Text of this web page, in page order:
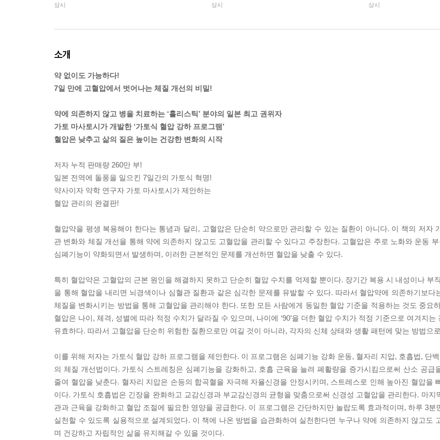
상시 상시 상시
소개
약 없이도 가능하다!
7일 만에 고혈압에서 벗어나는 체질 개선의 비밀!
약에 의존하지 않고 병을 치료하는 ‘홀리스틱’ 분야의 일본 최고 권위자
가토 마사토시가 개발한 ‘가토식 혈압 강하 프로그램’
혈압은 낮추고 삶의 질은 높이는 건강한 변화의 시작
저자 누적 판매량 260만 부!
일본 전역에 돌풍을 일으킨 7일간의 가토식 혁명!
약사이자 약학 연구자 가토 마사토시가 제안하는
혈압 관리의 완결판!
혈압약을 평생 복용해야 한다는 통념과 달리, 고혈압은 단순히 약으로만 관리할 수 있는 질환이 아니다. 이 책의 저자
관 변화와 체질 개선을 통해 약에 의존하지 않고도 고혈압을 관리할 수 있다고 주장한다. 고혈압은 주로 노화와 운동
심폐기능이 약화되면서 발생하며, 이러한 근본적인 문제를 개선하면 혈압을 낮출 수 있다.
특히 혈압약은 고혈압의 근본 원인을 해결하지 못하고 단순히 혈압 수치를 억제할 뿐이다. 장기간 복용 시 내성이나 부
을 통해 혈압을 내리면 뇌경색이나 심혈관 질환과 같은 심각한 문제를 유발할 수 있다. 따라서 혈압약에 의존하기보다
체질을 변화시키는 방법을 통해 고혈압을 관리해야 한다. 또한 모든 사람에게 동일한 혈압 기준을 적용하는 것도 중요
혈압은 나이, 체격, 성별에 따라 적정 수치가 달라질 수 있으며, 나이에 ‘90’을 더한 혈압 수치가 적정 기준으로 여겨지
유효하다. 따라서 고혈압을 단순히 위험한 질환으로만 여길 것이 아니라, 각자의 신체 상태와 생활 패턴에 맞는 방법으
이를 위해 저자는 가토식 혈압 강하 프로그램을 제안한다. 이 프로그램은 심폐기능 강화 운동, 혈자리 지압, 호흡법, 단
의 체질 개선법이다. 가토식 스트레칭은 심폐기능을 강화하고, 호흡 근육을 늘려 폐활량을 증가시킴으로써 산소 공급
줄여 혈압을 낮춘다. 혈자리 지압은 손등의 합곡혈을 자극해 자율신경을 안정시키며, 스트레스로 인해 높아진 혈압을
이다. 가토식 호흡법은 긴장을 완화하고 교감신경과 부교감신경의 균형을 맞춤으로써 신경성 고혈압을 관리한다. 마지
관과 근육을 강화하고 혈압 조절에 필요한 영양을 공급한다. 이 프로그램은 간단하지만 놀랍도록 효과적이며, 하루 3분
실천할 수 있도록 실용적으로 설계되었다. 이 책에 나온 방법을 습관화하여 실천한다면 누구나 약에 의존하지 않고도
며 건강하고 자립적인 삶을 유지해갈 수 있을 것이다.